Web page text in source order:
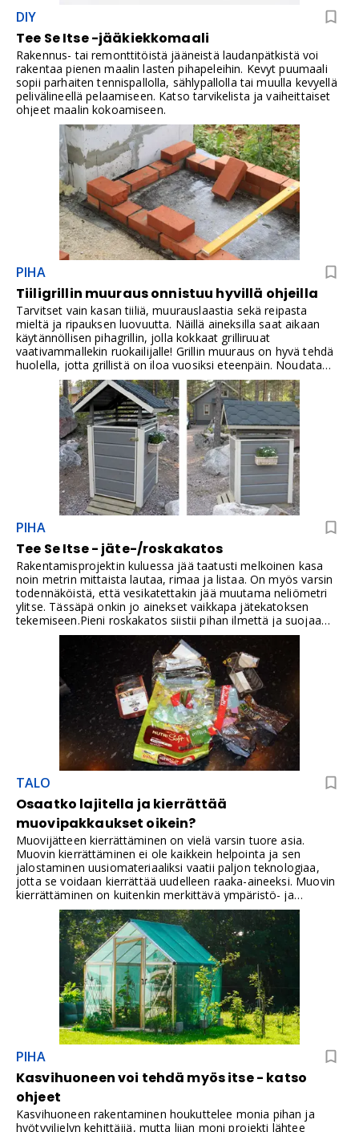
DIY
Tee Se Itse -jääkiekkomaali
Rakennus- tai remonttitöistä jääneistä laudanpätkistä voi
rakentaa pienen maalin lasten pihapeleihin. Kevyt puumaali
sopii parhaiten tennispallolla, sählypallolla tai muulla kevyellä
pelivälineellä pelaamiseen. Katso tarvikelista ja vaiheittaiset
ohjeet maalin kokoamiseen.
PIHA
Tiiligrillin muuraus onnistuu hyvillä ohjeilla
Tarvitset vain kasan tiiliä, muurauslaastia sekä reipasta
mieltä ja ripauksen luovuutta. Näillä aineksilla saat aikaan
käytännöllisen pihagrillin, jolla kokkaat grilliruuat
vaativammallekin ruokailijalle! Grillin muuraus on hyvä tehdä
huolella, jotta grillistä on iloa vuosiksi eteenpäin. Noudata
tarkoin myös valmistajan ohjeita kuivabetonin ja
muurauslaastin käsittelyssä sekä kuivumisajoissa.
PIHA
Tee Se Itse - jäte-/roskakatos
Rakentamisprojektin kuluessa jää taatusti melkoinen kasa
noin metrin mittaista lautaa, rimaa ja listaa. On myös varsin
todennäköistä, että vesikatettakin jää muutama neliömetri
ylitse. Tässäpä onkin jo ainekset vaikkapa jätekatoksen
tekemiseen.Pieni roskakatos siistii pihan ilmettä ja suojaa
jäteastiaa sateelta, tuulelta ja katseilta. Roskakatos eli
jätekatos voi olla myös hyvä ylijäämämateriaalien
käyttökohde, jos rakennus- tai remonttiprojektista on jäänyt
sopivan mittaista lautaa, rimaa, listaa tai vesikatemateriaalia.
Tärkeintä on mitoittaa katos käytössä olevan jäteastian
mukaan niin, että astia mahtuu liikkumaan sisään ja ulos
vaivatta.
TALO
Osaatko lajitella ja kierrättää
muovipakkaukset oikein?
Muovijätteen kierrättäminen on vielä varsin tuore asia.
Muovin kierrättäminen ei ole kaikkein helpointa ja sen
jalostaminen uusiomateriaaliksi vaatii paljon teknologiaa,
jotta se voidaan kierrättää uudelleen raaka-aineeksi. Muovin
kierrättäminen on kuitenkin merkittävä ympäristö- ja
ilmastoteko.
PIHA
Kasvihuoneen voi tehdä myös itse - katso
ohjeet
Kasvihuoneen rakentaminen houkuttelee monia pihan ja
hyötyviljelyn kehittäjiä, mutta liian moni projekti lähtee